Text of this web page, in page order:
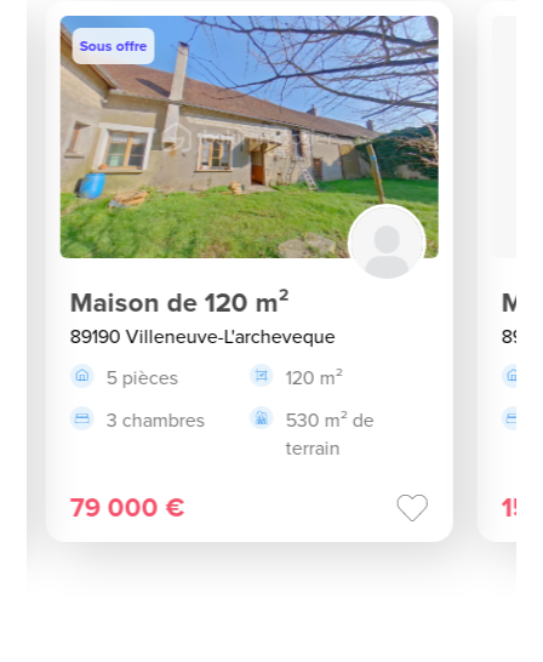
Sous offre
Maison de 120 m²
89190 Villeneuve-L'archeveque
5 pièces
120 m²
3 chambres
530 m² de
terrain
79 000 €